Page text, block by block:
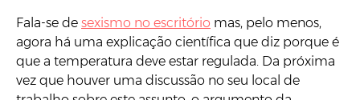
Fala-se de sexismo no escritório mas, pelo menos,
agora há uma explicação científica que diz porque é
que a temperatura deve estar regulada. Da próxima
vez que houver uma discussão no seu local de